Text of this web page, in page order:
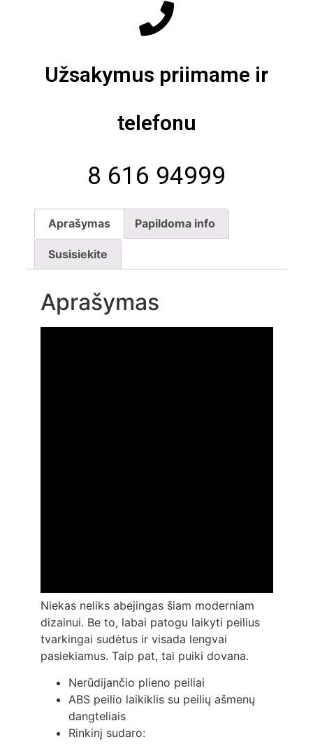
Užsakymus priimame ir
telefonu
8 616 94999
Aprašymas Papildoma info
Susisiekite
Aprašymas
Niekas neliks abejingas šiam moderniam
dizainui. Be to, labai patogu laikyti peilius
tvarkingai sudėtus ir visada lengvai
pasiekiamus. Taip pat, tai puiki dovana.
Nerūdijančio plieno peiliai
ABS peilio laikiklis su peilių ašmenų
dangteliais
Rinkinį sudaro: